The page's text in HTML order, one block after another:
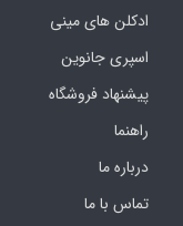
ادکلن های مینی
اسپری جانوین
پیشنهاد فروشگاه
راهنما
درباره ما
تماس با ما